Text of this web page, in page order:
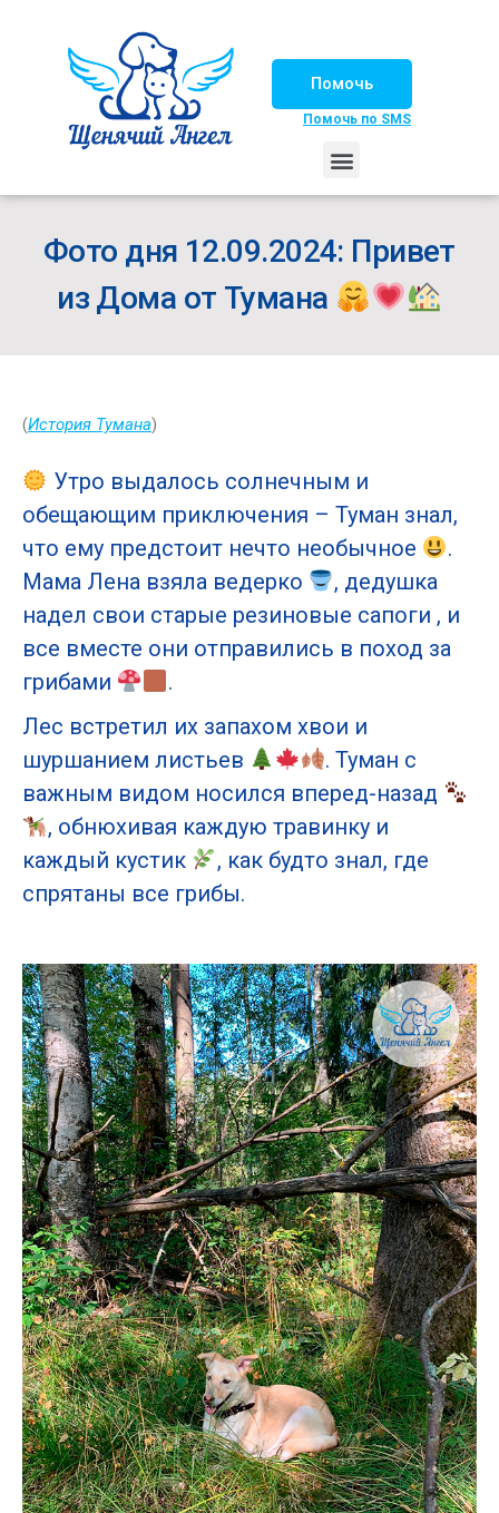
Помочь
Помочь по SMS
Фото дня 12.09.2024: Привет
из Дома от Тумана
(История Тумана)
Утро выдалось солнечным и
обещающим приключения – Туман знал,
что ему предстоит нечто необычное
.
Мама Лена взяла ведерко
, дедушка
надел свои старые резиновые сапоги , и
все вместе они отправились в поход за
грибами
.
Лес встретил их запахом хвои и
шуршанием листьев
. Туман с
важным видом носился вперед-назад
, обнюхивая каждую травинку и
каждый кустик
, как будто знал, где
спрятаны все грибы.